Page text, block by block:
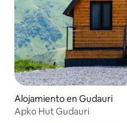
Alojamiento en Gudauri
Apko Hut Gudauri